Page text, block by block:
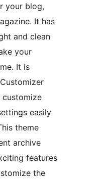
your blog,
It has
and clean
your
It is
easily
theme
archive
features
the